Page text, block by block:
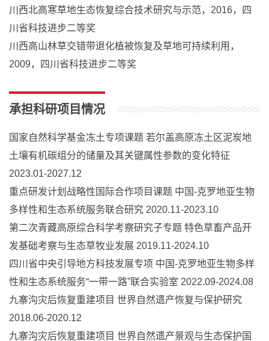
川西北高寒草地生态恢复综合技术研究与示范，2016，四
川省科技进步二等奖
川西高山林草交错带退化植被恢复及草地可持续利用，
2009，四川省科技进步二等奖
承担科研项目情况
国家自然科学基金冻土专项课题 若尔盖高原冻土区泥炭地
土壤有机碳组分的储量及其关键属性参数的变化特征
2023.01-2027.12
重点研发计划战略性国际合作项目课题 中国-克罗地亚生物
多样性和生态系统服务联合研究 2020.11-2023.10
第二次青藏高原综合科学考察研究子专题 特色草畜产品开
发基础考察与生态草牧业发展 2019.11-2024.10
四川省中央引导地方科技发展专项 中国-克罗地亚生物多样
性和生态系统服务“一带一路”联合实验室 2022.09-2024.08
九寨沟灾后恢复重建项目 世界自然遗产恢复与保护研究
2018.06-2020.12
九寨沟灾后恢复重建项目 世界自然遗产景观与生态保护国